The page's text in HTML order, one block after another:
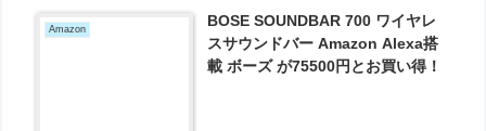
Amazon
BOSE SOUNDBAR 700 ワイヤレ
スサウンドバー Amazon Alexa搭
載 ボーズ が75500円とお買い得！